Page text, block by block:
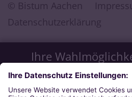
Ihre
Einstellungen zum
Wir möchten Ihnen ein optimales
© Bistum Aachen
Datenschutzerklärung